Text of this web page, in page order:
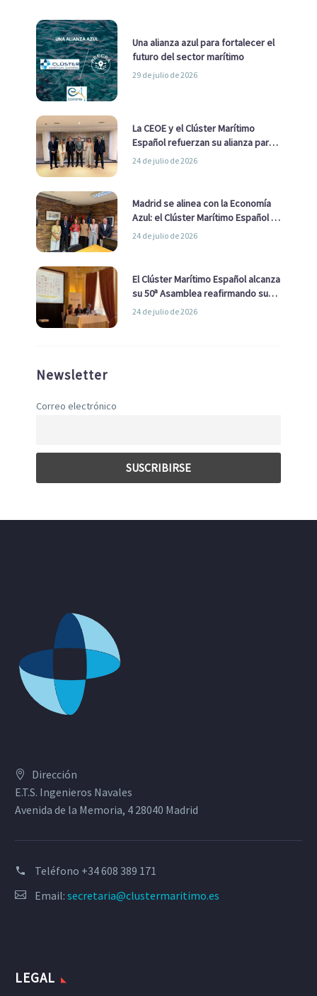
Una alianza azul para fortalecer el
futuro del sector marítimo
29 de julio de 2026
La CEOE y el Clúster Marítimo
Español refuerzan su alianza para
impulsar una estrategia Nacional
24 de julio de 2026
Madrid se alinea con la Economía
Azul: el Clúster Marítimo Español y
la Real Liga Naval avanzan alianzas
24 de julio de 2026
El Clúster Marítimo Español alcanza
su 50ª Asamblea reafirmando su
liderazgo en la Economía Azul
24 de julio de 2026
Newsletter
Correo electrónico
Dirección
E.T.S. Ingenieros Navales
Avenida de la Memoria, 4 28040 Madrid
Teléfono +34 608 389 171
Email: secretaria@clustermaritimo.es
LEGAL